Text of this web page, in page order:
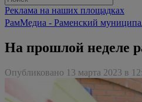
Реклама на наших площадках
РамМедиа - Раменский
На прошлой неделе
Опубликовано 13 марта 2023 в